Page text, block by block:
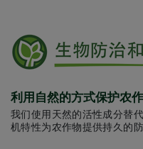
利用自然的方式保护农
我们使用天然的活性成分替
机特性为农作物提供持久的